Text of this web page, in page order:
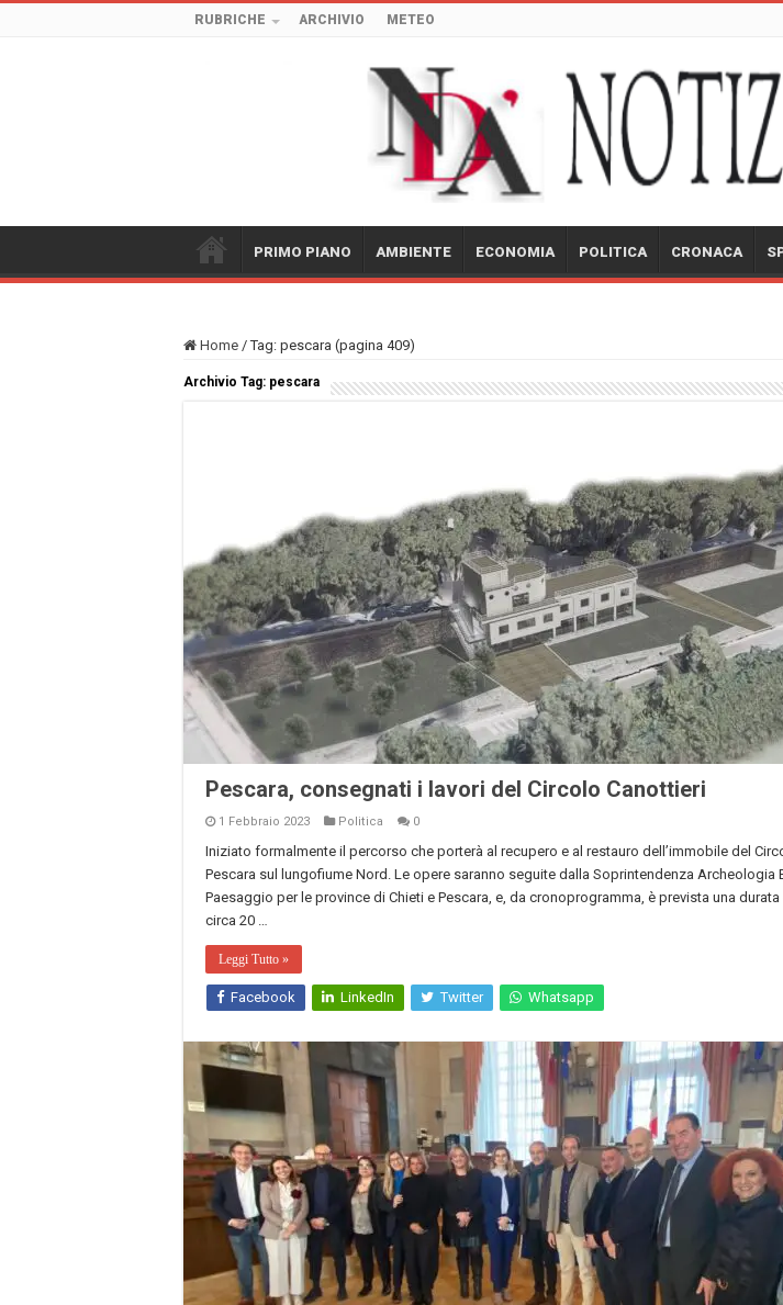
RUBRICHE ARCHIVIO METEO
PRIMO PIANO AMBIENTE ECONOMIA POLITICA CRONACA
Home / Tag: pescara (pagina 409)
Archivio Tag: pescara
Pescara, consegnati i lavori del Circolo Canottieri
1 Febbraio 2023 Politica 0
Iniziato formalmente il percorso che porterà al recupero e al restauro dell’immobile del
Pescara sul lungofiume Nord. Le opere saranno seguite dalla Soprintendenza Archeologia
Paesaggio per le province di Chieti e Pescara, e, da cronoprogramma, è prevista una
circa 20 …
Leggi Tutto »
Facebook LinkedIn Twitter Whatsapp